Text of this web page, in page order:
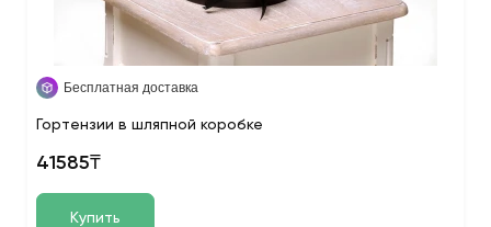
Бесплатная доставка
Гортензии в шляпной коробке
41585₸
Купить